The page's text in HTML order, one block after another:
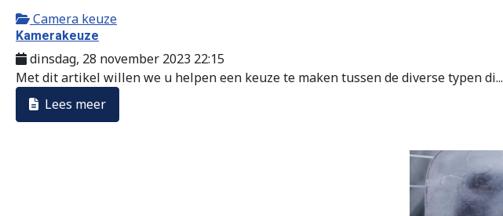
Camera keuze
Kamerakeuze
dinsdag, 28 november 2023 22:15
Met dit artikel willen we u helpen een keuze te maken tussen de diverse typen di...
Lees meer